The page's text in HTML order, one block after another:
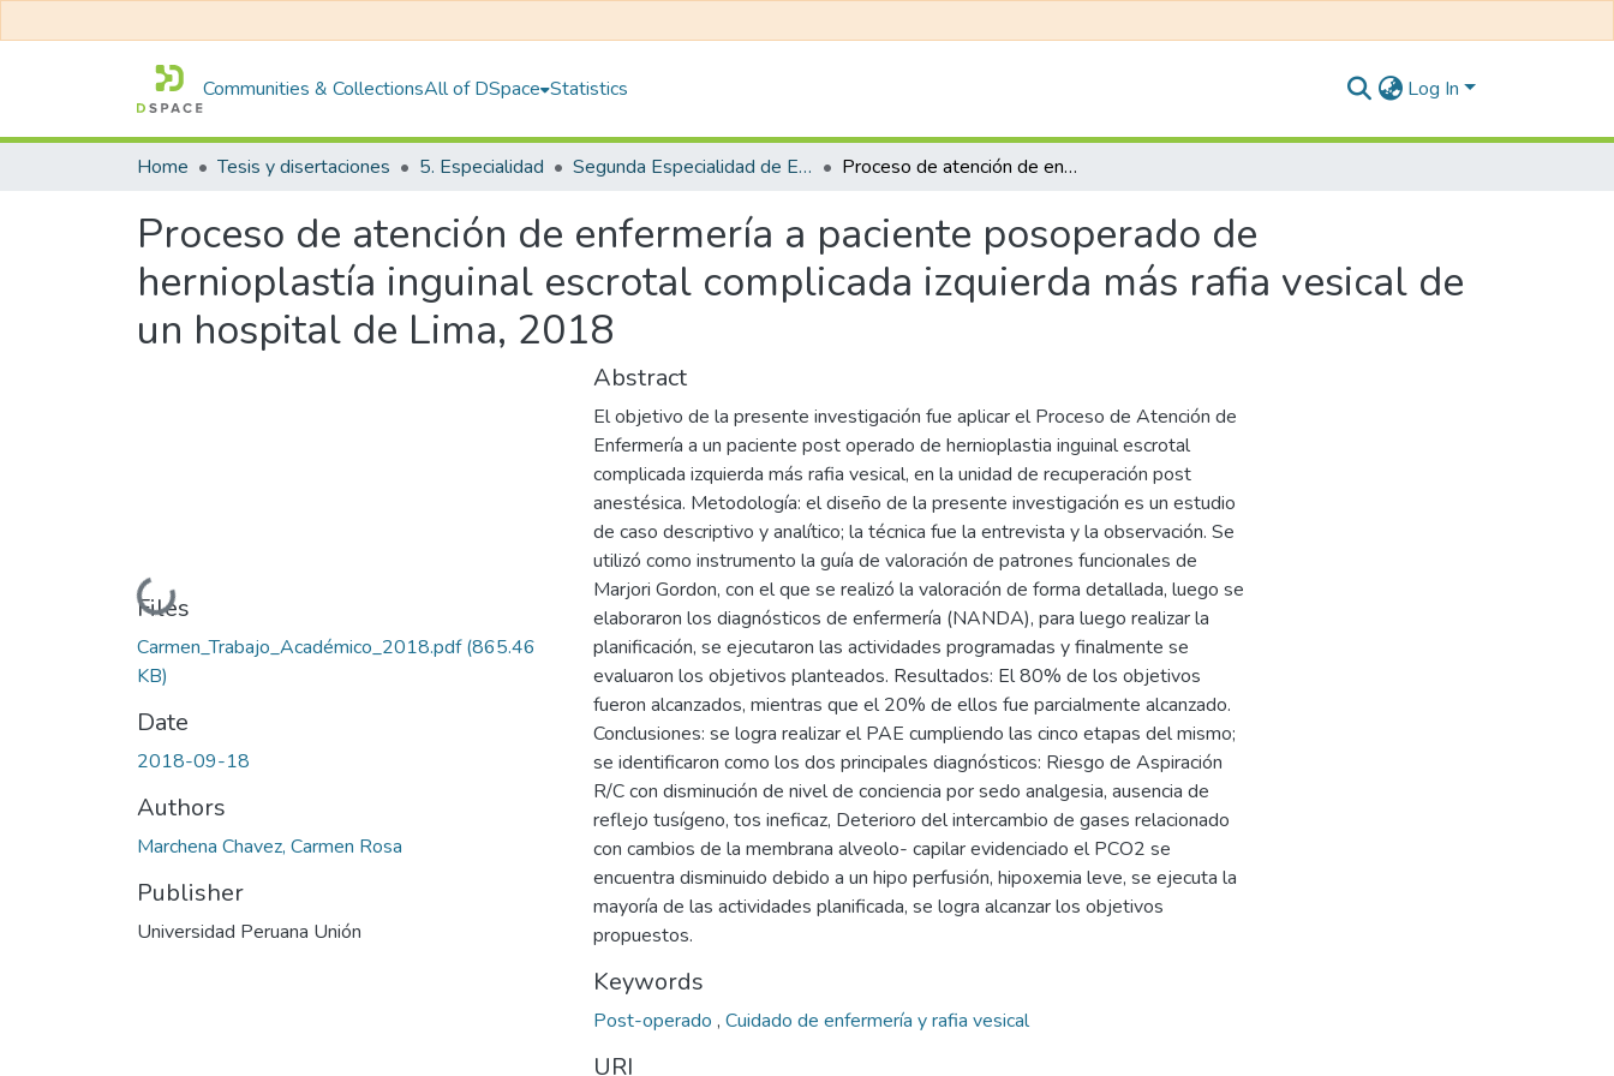
Communities & CollectionsAll of DSpace Statistics Log In
Home Tesis y disertaciones 5. Especialidad Segunda Especialidad de Enfermería en Cuidados Quirúrgicos con Mención en Recuperación Posanestésica Proceso de atención de enfermería a paciente posoperado de hernioplastía inguinal escrotal complicada izquierda más rafia vesical de un hospital de Lima, 2018
Proceso de atención de enfermería a paciente posoperado de
hernioplastía inguinal escrotal complicada izquierda más rafia vesical de
un hospital de Lima, 2018
Loading...
Files
Carmen_Trabajo_Académico_2018.pdf(865.46
KB)
Date
2018-09-18
Authors
Marchena Chavez, Carmen Rosa
Publisher
Universidad Peruana Unión
Abstract
El objetivo de la presente investigación fue aplicar el Proceso de Atención de
Enfermería a un paciente post operado de hernioplastia inguinal escrotal
complicada izquierda más rafia vesical, en la unidad de recuperación post
anestésica. Metodología: el diseño de la presente investigación es un estudio
de caso descriptivo y analítico; la técnica fue la entrevista y la observación. Se
utilizó como instrumento la guía de valoración de patrones funcionales de
Marjori Gordon, con el que se realizó la valoración de forma detallada, luego se
elaboraron los diagnósticos de enfermería (NANDA), para luego realizar la
planificación, se ejecutaron las actividades programadas y finalmente se
evaluaron los objetivos planteados. Resultados: El 80% de los objetivos
fueron alcanzados, mientras que el 20% de ellos fue parcialmente alcanzado.
Conclusiones: se logra realizar el PAE cumpliendo las cinco etapas del mismo;
se identificaron como los dos principales diagnósticos: Riesgo de Aspiración
R/C con disminución de nivel de conciencia por sedo analgesia, ausencia de
reflejo tusígeno, tos ineficaz, Deterioro del intercambio de gases relacionado
con cambios de la membrana alveolo- capilar evidenciado el PCO2 se
encuentra disminuido debido a un hipo perfusión, hipoxemia leve, se ejecuta la
mayoría de las actividades planificada, se logra alcanzar los objetivos
propuestos.
Keywords
Post-operado , Cuidado de enfermería y rafia vesical
URI